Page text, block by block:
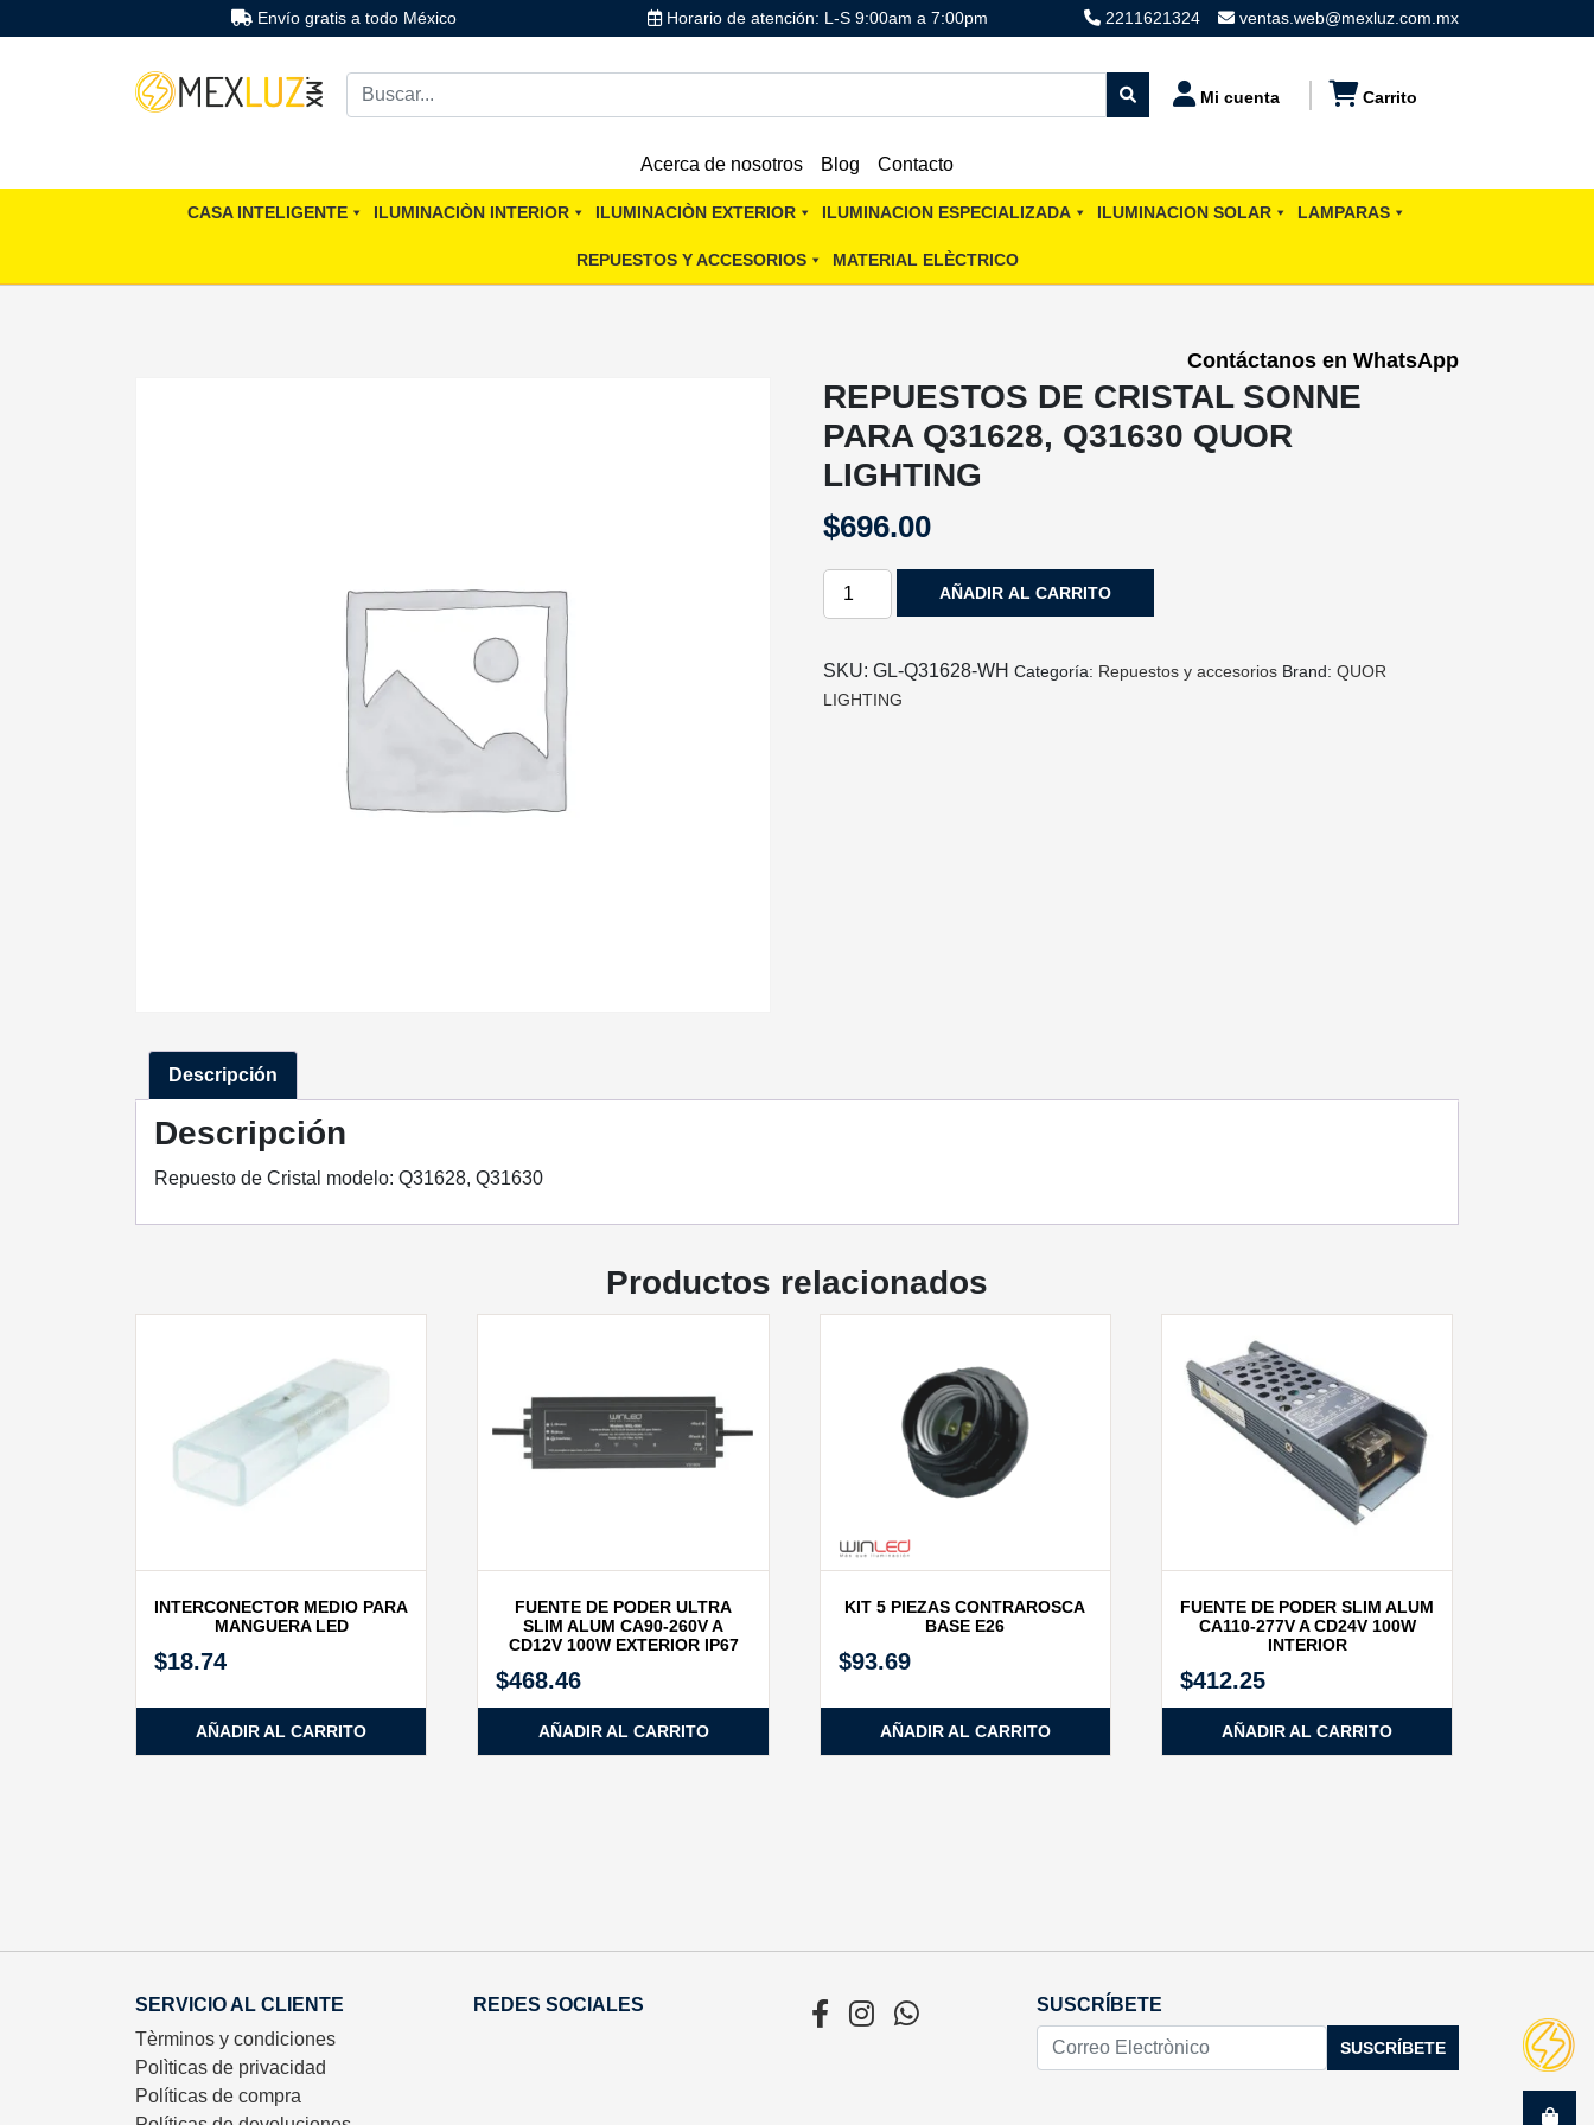
Envío gratis a todo México Horario de atención: L-S 9:00am a 7:00pm 2211621324 ventas.web@mexluz.com.mx
Mi cuenta Carrito
Acerca de nosotros Blog Contacto
CASA INTELIGENTE ILUMINACIÒN INTERIOR ILUMINACIÒN EXTERIOR ILUMINACION ESPECIALIZADA ILUMINACION SOLAR LAMPARAS
REPUESTOS Y ACCESORIOS MATERIAL ELÈCTRICO
Contáctanos en WhatsApp
REPUESTOS DE CRISTAL SONNE
PARA Q31628, Q31630 QUOR
LIGHTING
$696.00
REPUESTOS
SONNE
PARA
AÑADIR AL CARRITO
SKU:GL-Q31628-WH Categoría: Repuestos y accesorios Brand:QUOR
LIGHTING
Descripción
Descripción
Repuesto de Cristal modelo: Q31628, Q31630
Productos relacionados
INTERCONECTOR MEDIO PARA
MANGUERA LED
$18.74
AÑADIR AL CARRITO
FUENTE DE PODER ULTRA
SLIM ALUM CA90‐260V A
CD12V 100W EXTERIOR IP67
$468.46
AÑADIR AL CARRITO
KIT 5 PIEZAS CONTRAROSCA
BASE E26
$93.69
AÑADIR AL CARRITO
FUENTE DE PODER SLIM ALUM
CA110‐277V A CD24V 100W
INTERIOR
$412.25
AÑADIR AL CARRITO
SERVICIO AL CLIENTE
Tèrminos y condiciones
Polìticas de privacidad
Políticas de compra
REDES SOCIALES SUSCRÍBETE
SUSCRÍBETE